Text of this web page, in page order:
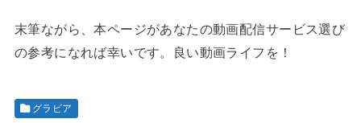
末筆ながら、本ページがあなたの動画配信サービス選び
の参考になれば幸いです。良い動画ライフを！
グラビア